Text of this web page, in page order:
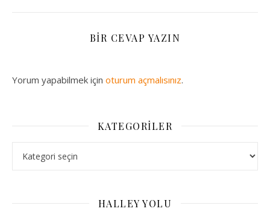
BIR CEVAP YAZIN
Yorum yapabilmek için oturum açmalısınız.
KATEGORILER
HALLEY YOLU